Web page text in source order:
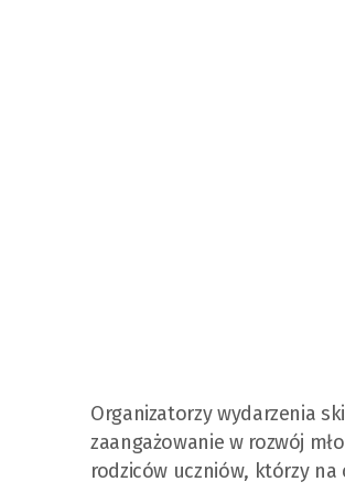
Organizatorzy wydarzenia
zaangażowanie w rozwój
rodziców uczniów, którzy